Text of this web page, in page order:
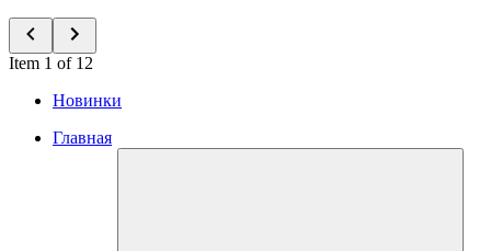
Item 1 of 12
Новинки
Главная